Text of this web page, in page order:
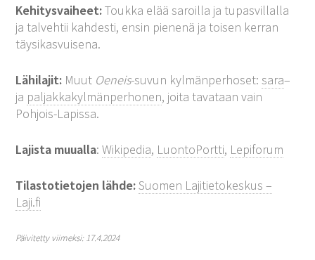
Kehitysvaiheet:Toukka elää saroilla ja tupasvillalla
ja talvehtii kahdesti, ensin pienenä ja toisen kerran
täysikasvuisena.
Lähilajit: Muut Oeneis-suvun kylmänperhoset:sara–
ja paljakkakylmänperhonen, joita tavataan vain
Pohjois-Lapissa.
Lajista muualla:Wikipedia, LuontoPortti, Lepiforum
Tilastotietojen lähde:Suomen Lajitietokeskus –
Laji.fi
Päivitetty viimeksi: 17.4.2024